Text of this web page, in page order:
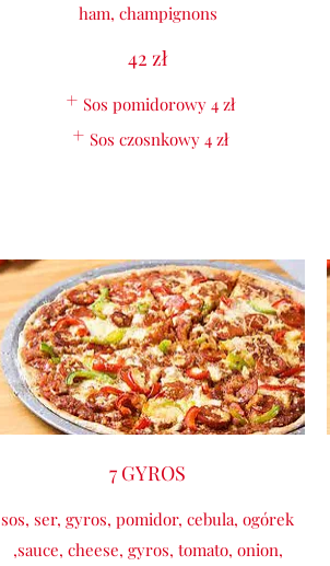
ham, champignons
42 zł
Sos pomidorowy 4 zł
Sos czosnkowy 4 zł
7 GYROS
sos, ser, gyros, pomidor, cebula, ogórek
,sauce, cheese, gyros, tomato, onion,